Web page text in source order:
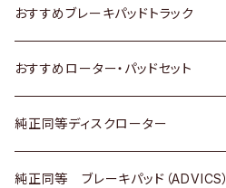
いすゞ
ダイハツ
マツダ
三菱
日産
いすゞ
ダイハツ
マツダ
日産
いすゞ
ダイハツ
三菱
ホンダ
スズキ
日産
ダイハツ
トヨタ
ホンダ
スズキ
日産
おすすめブレーキパッドトラック
トヨタ
日産
いすゞ
おすすめローター・パッドセット
トヨタ
ホンダ
純正同等ディスクローター
トヨタ
純正同等 ブレーキパッド（ADVICS）